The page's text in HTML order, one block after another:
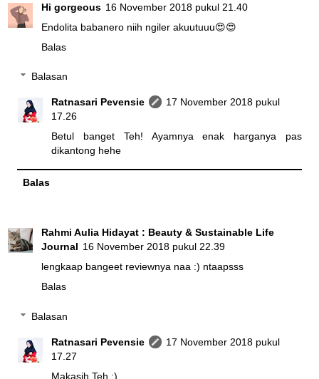
Hi gorgeous 16 November 2018 pukul 21.40
Endolita babanero niih ngiler akuutuuu😍😍
Balas
Balasan
Ratnasari Pevensie
17 November 2018 pukul
17.26
Betul banget Teh! Ayamnya enak harganya pas
dikantong hehe
Balas
Rahmi Aulia Hidayat : Beauty & Sustainable Life
Journal 16 November 2018 pukul 22.39
lengkaap bangeet reviewnya naa :) ntaapsss
Balas
Balasan
Ratnasari Pevensie
17 November 2018 pukul
17.27
Makasih Teh :)